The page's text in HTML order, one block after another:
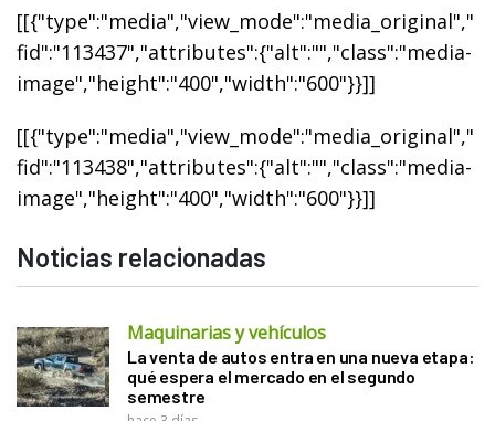
[[{"type":"media","view_mode":"media_original","
fid":"113437","attributes":{"alt":"","class":"media-
image","height":"400","width":"600"}}]]
[[{"type":"media","view_mode":"media_original","
fid":"113438","attributes":{"alt":"","class":"media-
image","height":"400","width":"600"}}]]
Noticias relacionadas
Maquinarias y vehículos
La venta de autos entra en una nueva etapa:
qué espera el mercado en el segundo
semestre